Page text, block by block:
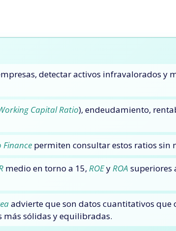
detectar activos infravalorados
Capital Ratio), endeudamiento,
Finance permiten consultar estos ratios sin
medio en torno a 15, ROEyROA superiores
advierte que son datos cuantitativos
sólidas y equilibradas.